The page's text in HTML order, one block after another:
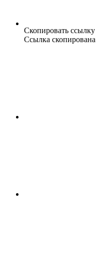
Скопировать ссылку
Ссылка скопирована